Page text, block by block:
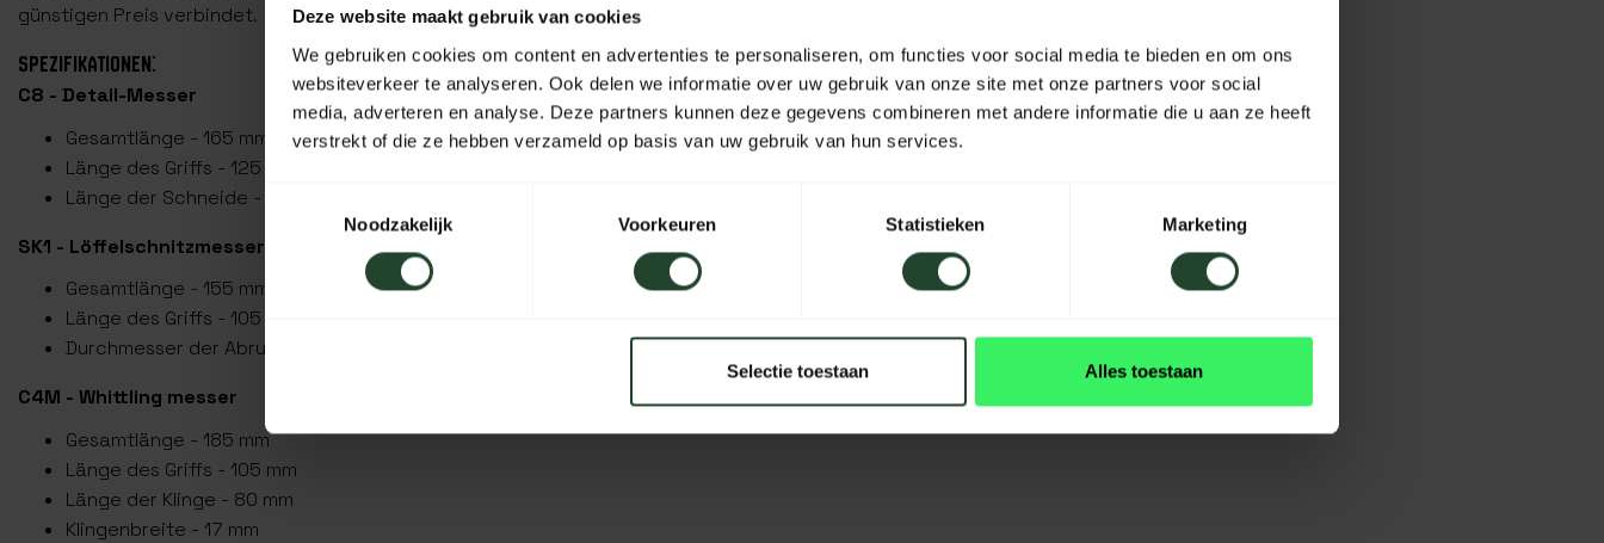
Deze website maakt gebruik van cookies
We gebruiken cookies om content en advertenties te personaliseren, om functies voor social media te bieden en om ons
websiteverkeer te analyseren. Ook delen we informatie over uw gebruik van onze site met onze partners voor social
media, adverteren en analyse. Deze partners kunnen deze gegevens combineren met andere informatie die u aan ze heeft
verstrekt of die ze hebben verzameld op basis van uw gebruik van hun services.
Noodzakelijk
Voorkeuren Statistieken Marketing
Selectie toestaan Alles toestaan
günstigen Preis verbindet.
SPEZIFIKATIONEN:
C8 - Detail-Messer
Gesamtlänge - 165 mm
Länge des Griffs - 125 mm
Länge der Schneide - 35 mm
SK1 - Löffelschnitzmesser 25 mm
Gesamtlänge - 155 mm
Länge des Griffs - 105 mm
Durchmesser der Abrundung - 25 mm
C4M - Whittling messer
Gesamtlänge - 185 mm
Länge des Griffs - 105 mm
Länge der Klinge - 80 mm
Klingenbreite - 17 mm